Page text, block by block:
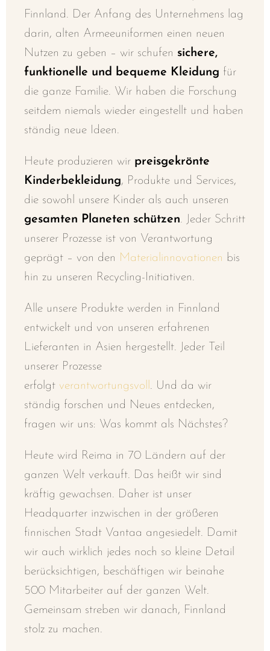
Finnland. Der Anfang des Unternehmens lag
darin, alten Armeeuniformen einen neuen
Nutzen zu geben – wir schufen sichere,
funktionelle und bequeme Kleidung für
die ganze Familie. Wir haben die Forschung
seitdem niemals wieder eingestellt und haben
ständig neue Ideen.
Heute produzieren wir preisgekrönte
Kinderbekleidung, Produkte und Services,
die sowohl unsere Kinder als auch unseren
gesamten Planeten schützen. Jeder Schritt
unserer Prozesse ist von Verantwortung
geprägt – von den Materialinnovationen bis
hin zu unseren Recycling-Initiativen.
Alle unsere Produkte werden in Finnland
entwickelt und von unseren erfahrenen
Lieferanten in Asien hergestellt. Jeder Teil
unserer Prozesse
erfolgt verantwortungsvoll . Und da wir
ständig forschen und Neues entdecken,
fragen wir uns: Was kommt als Nächstes?
Heute wird Reima in 70 Ländern auf der
ganzen Welt verkauft. Das heißt wir sind
kräftig gewachsen. Daher ist unser
Headquarter inzwischen in der größeren
finnischen Stadt Vantaa angesiedelt. Damit
wir auch wirklich jedes noch so kleine Detail
berücksichtigen, beschäftigen wir beinahe
500 Mitarbeiter auf der ganzen Welt.
Gemeinsam streben wir danach, Finnland
stolz zu machen.